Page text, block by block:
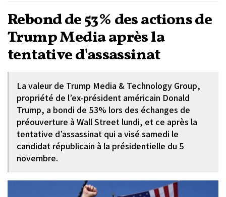
Rebond de 53% des actions de
Trump Media après la
tentative d'assassinat
La valeur de Trump Media & Technology Group,
propriété de l’ex-président américain Donald
Trump, a bondi de 53% lors des échanges de
préouverture à Wall Street lundi, et ce après la
tentative d’assassinat qui a visé samedi le
candidat républicain à la présidentielle du 5
novembre.